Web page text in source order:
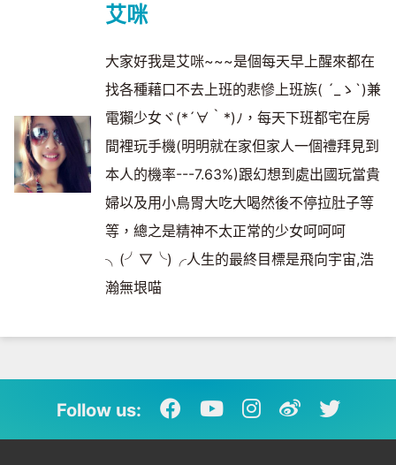
艾咪
大家好我是艾咪~~~是個每天早上醒來都在
找各種藉口不去上班的悲慘上班族( ´_ゝ`)兼
電獺少女ヾ(*´∀｀*)ﾉ，每天下班都宅在房
間裡玩手機(明明就在家但家人一個禮拜見到
本人的機率---7.63%)跟幻想到處出國玩當貴
婦以及用小鳥胃大吃大喝然後不停拉肚子等
等，總之是精神不太正常的少女呵呵呵
╮(╯▽╰)╭人生的最終目標是飛向宇宙,浩
瀚無垠喵
Follow us: